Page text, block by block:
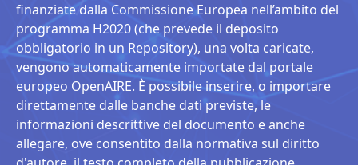
finanziate dalla Commissione Europea nell’ambito del
programma H2020 (che prevede il deposito
obbligatorio in un Repository), una volta caricate,
vengono automaticamente importate dal portale
europeo OpenAIRE. È possibile inserire, o importare
direttamente dalle banche dati previste, le
informazioni descrittive del documento e anche
allegare, ove consentito dalla normativa sul diritto